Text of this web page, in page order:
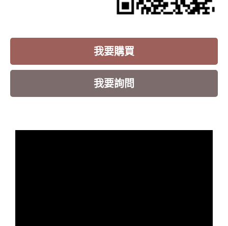
我要購買
我要詢問